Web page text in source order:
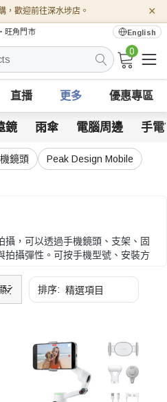
，歡迎前往深水埗店。 ×
旺角門市 English
0
直播 更多 優惠專區
鏡 雨傘 電腦周邊 手電
鏡頭 Peak Design Mobile
攝，可以透過手機鏡頭、支架、固
拍攝彈性。可按手機型號、安裝方
接口、重量及外出使用需要比較。